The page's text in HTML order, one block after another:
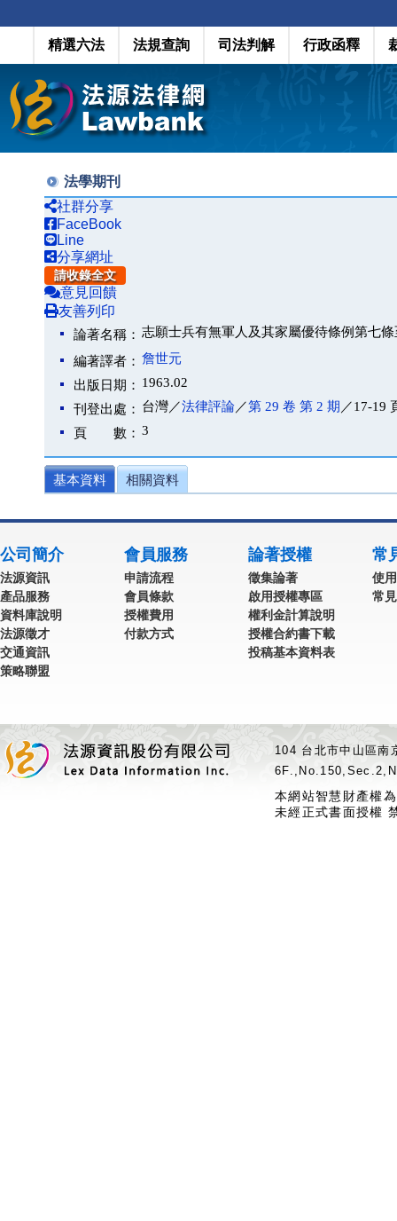
精選六法 法規查詢 司法判解 行政函釋
法學期刊
社群分享
FaceBook
Line
分享網址
請收錄全文
意見回饋
友善列印
論著名稱： 志願士兵有無軍人及其家屬優待條例第七
編著譯者： 詹世元
出版日期： 1963.02
刊登出處： 台灣／法律評論／第 29 卷 第 2 期 ／17-19
頁 數： 3
基本資料 相關資料
公司簡介
法源資訊
產品服務
資料庫說明
法源徵才
交通資訊
策略聯盟
會員服務
申請流程
會員條款
授權費用
付款方式
論著授權
徵集論著
啟用授權專區
權利金計算說明
授權合約書下載
投稿基本資料表
常
使
常
104 台北市中山區
本網站智慧財產權
未經正式書面授權